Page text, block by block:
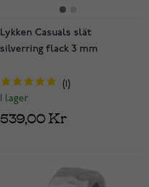
Lykken Casuals slät
silverring flack 3 mm
I lager
539,00 Kr